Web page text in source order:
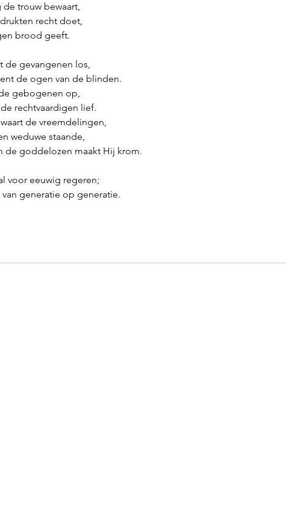
trouw bewaart,
recht doet,
brood geeft.
de gevangenen los,
de ogen van de blinden.
gebogenen op,
rechtvaardigen lief.
de vreemdelingen,
weduwe staande,
de goddelozen maakt Hij krom.
voor eeuwig regeren;
van generatie op generatie.